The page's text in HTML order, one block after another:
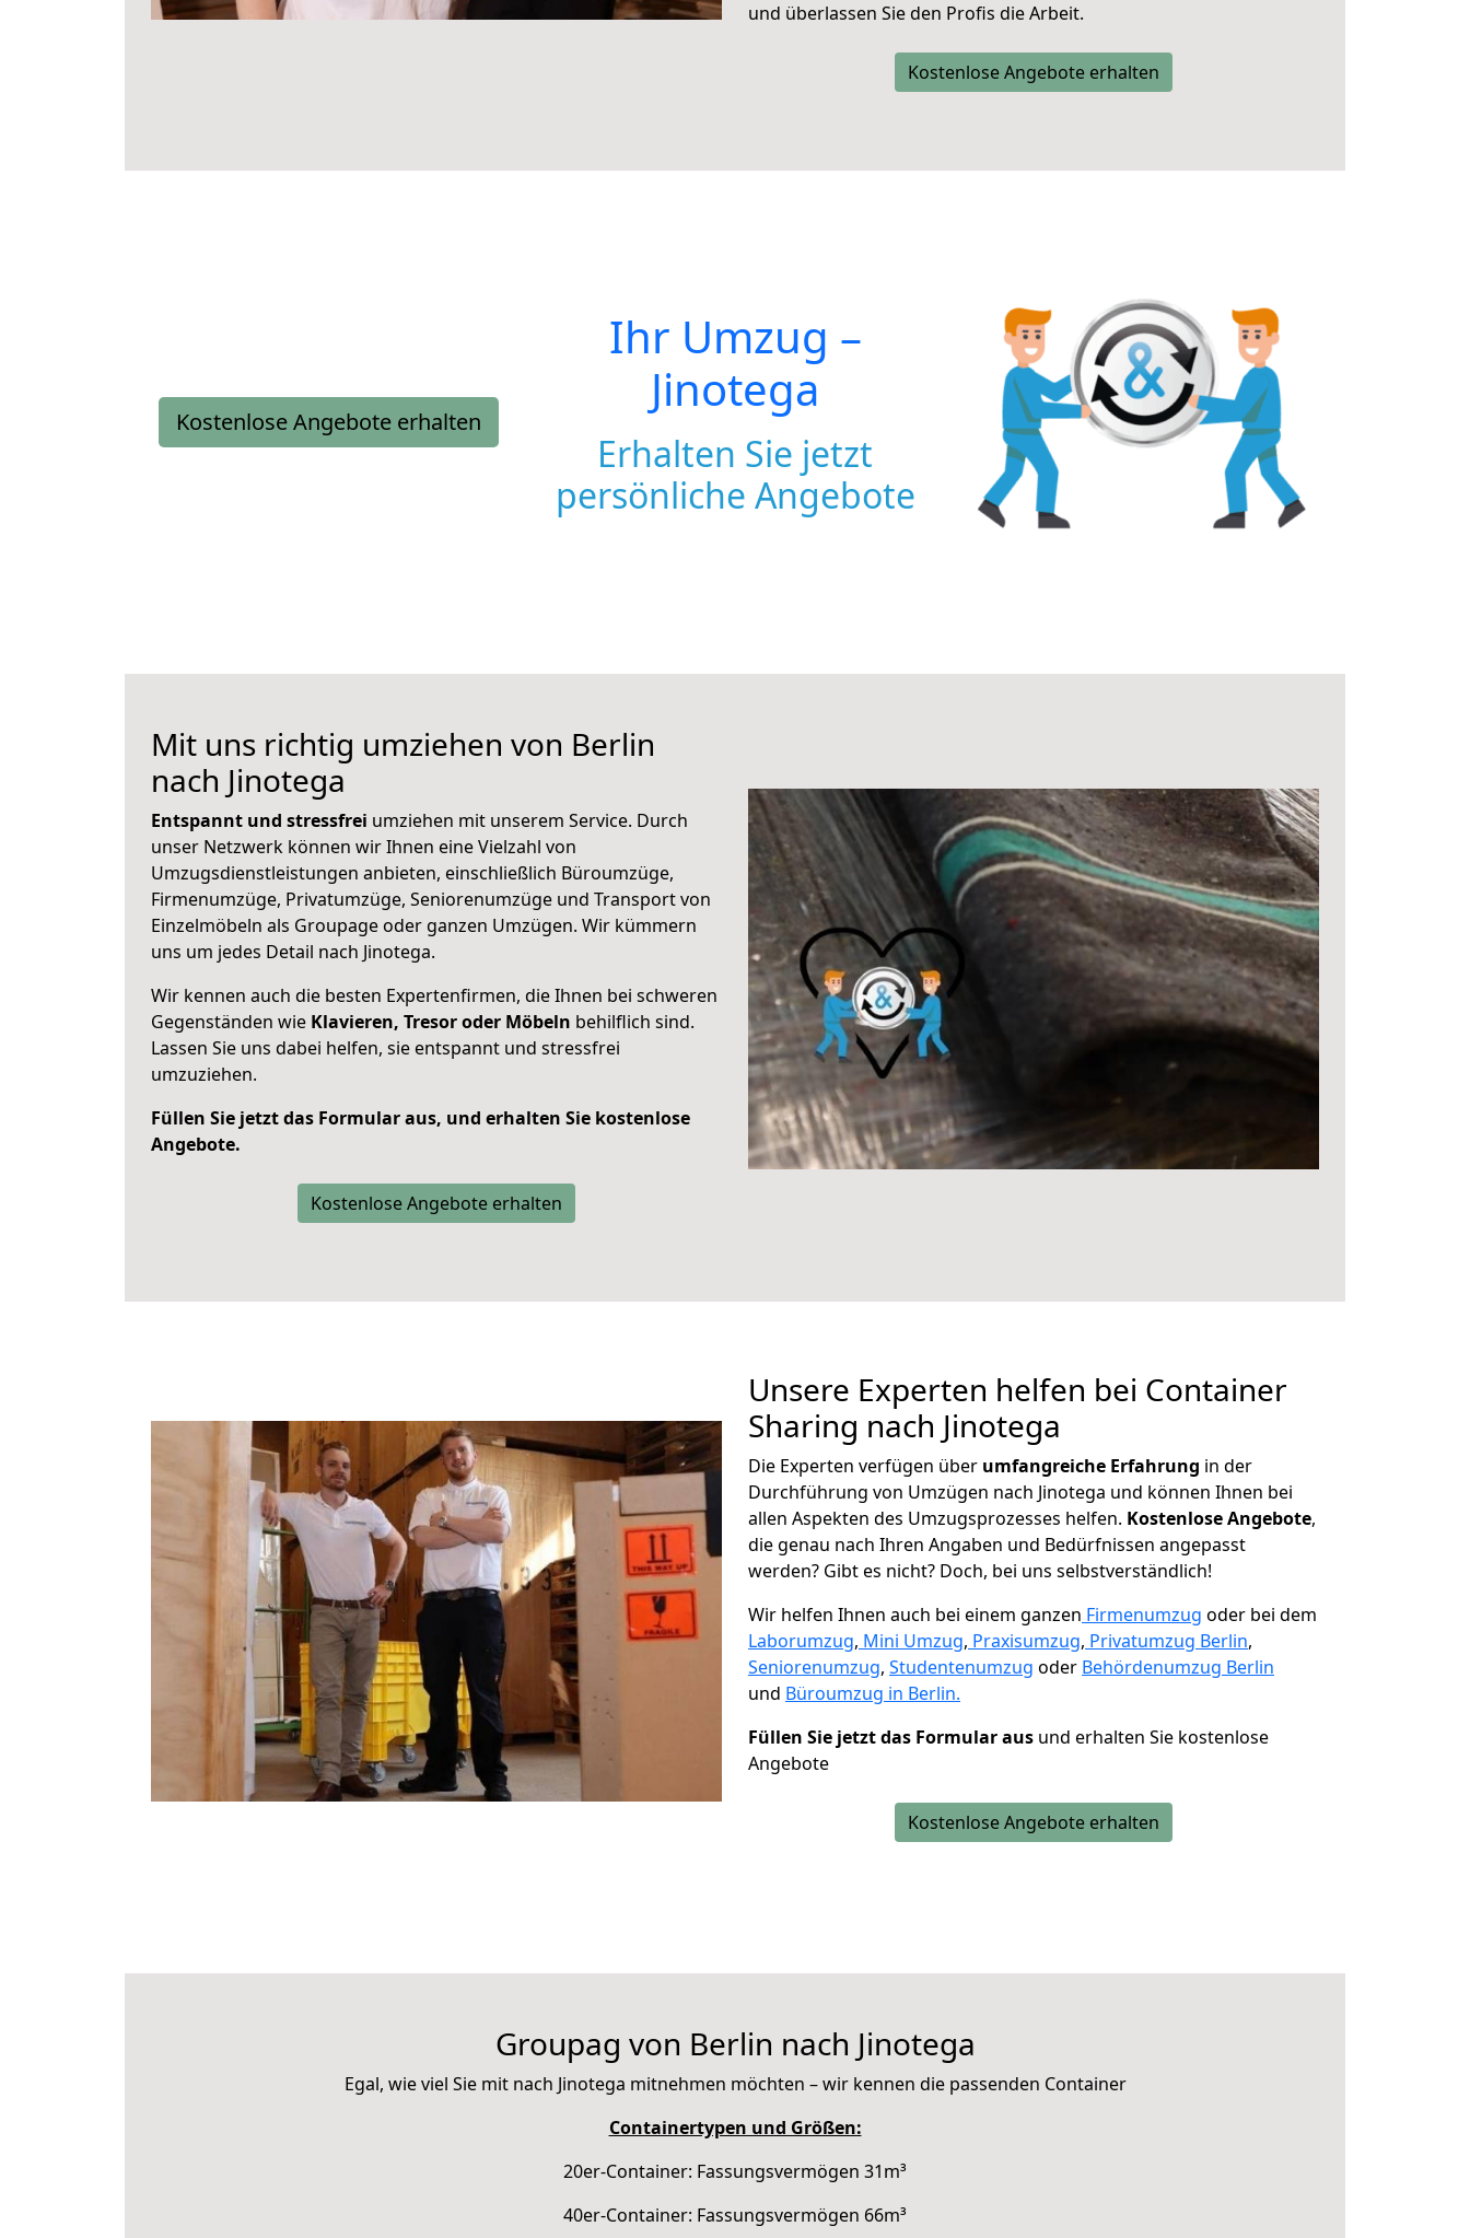
und überlassen Sie den Profis die Arbeit.
Kostenlose Angebote erhalten
Kostenlose Angebote erhalten
Ihr Umzug –
Jinotega
Erhalten Sie jetzt
persönliche Angebote
Mit uns richtig umziehen von Berlin
nach Jinotega
Entspannt und stressfrei umziehen mit unserem Service. Durch
unser Netzwerk können wir Ihnen eine Vielzahl von
Umzugsdienstleistungen anbieten, einschließlich Büroumzüge,
Firmenumzüge, Privatumzüge, Seniorenumzüge und Transport von
Einzelmöbeln als Groupage oder ganzen Umzügen. Wir kümmern
uns um jedes Detail nach Jinotega.
Wir kennen auch die besten Expertenfirmen, die Ihnen bei schweren
Gegenständen wie Klavieren, Tresor oder Möbeln behilflich sind.
Lassen Sie uns dabei helfen, sie entspannt und stressfrei
umzuziehen.
Füllen Sie jetzt das Formular aus, und erhalten Sie kostenlose
Angebote.
Kostenlose Angebote erhalten
Unsere Experten helfen bei Container
Sharing nach Jinotega
Die Experten verfügen über umfangreiche Erfahrung in der
Durchführung von Umzügen nach Jinotega und können Ihnen bei
allen Aspekten des Umzugsprozesses helfen. Kostenlose Angebote,
die genau nach Ihren Angaben und Bedürfnissen angepasst
werden? Gibt es nicht? Doch, bei uns selbstverständlich!
Wir helfen Ihnen auch bei einem ganzen Firmenumzug oder bei dem
Laborumzug, Mini Umzug, Praxisumzug, Privatumzug Berlin,
Seniorenumzug, Studentenumzug oder Behördenumzug Berlin
und Büroumzug in Berlin.
Füllen Sie jetzt das Formular aus und erhalten Sie kostenlose
Angebote
Kostenlose Angebote erhalten
Groupag von Berlin nach Jinotega
Egal, wie viel Sie mit nach Jinotega mitnehmen möchten – wir kennen die passenden Container
Containertypen und Größen:
20er-Container: Fassungsvermögen 31m³
40er-Container: Fassungsvermögen 66m³